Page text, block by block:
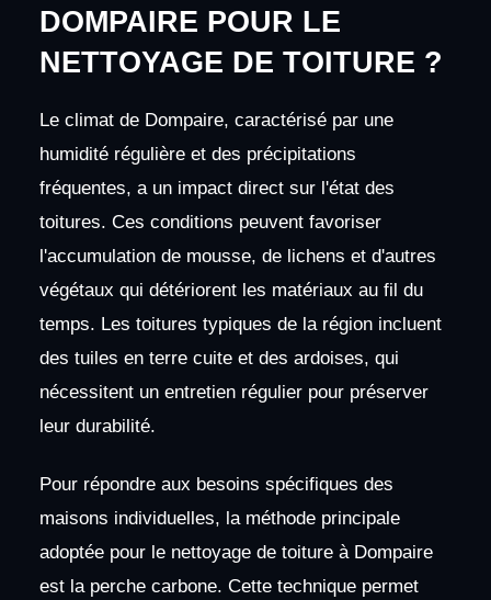
DOMPAIRE POUR LE
NETTOYAGE DE TOITURE ?
Le climat de Dompaire, caractérisé par une
humidité régulière et des précipitations
fréquentes, a un impact direct sur l'état des
toitures. Ces conditions peuvent favoriser
l'accumulation de mousse, de lichens et d'autres
végétaux qui détériorent les matériaux au fil du
temps. Les toitures typiques de la région incluent
des tuiles en terre cuite et des ardoises, qui
nécessitent un entretien régulier pour préserver
leur durabilité.
Pour répondre aux besoins spécifiques des
maisons individuelles, la méthode principale
adoptée pour le nettoyage de toiture à Dompaire
est la perche carbone. Cette technique permet